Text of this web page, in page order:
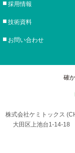
採用情報
技術資料
お問い合わせ
確
株式会社ケミトックス
大田区上池台1-14-18